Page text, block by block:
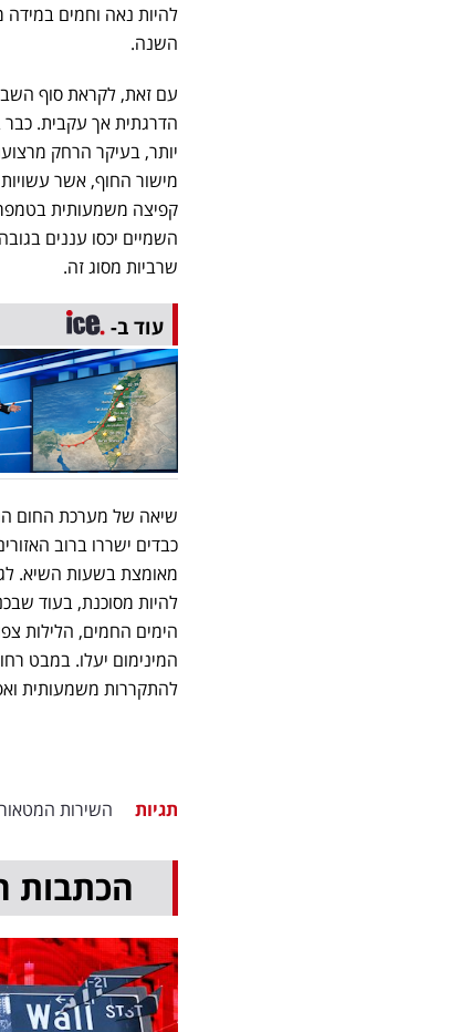
להיות נאה וחמים
השנה.
עם זאת, לקראת סוף
הדרגתית אך עקבית. כבר
יותר, בעיקר הרחק
מישור החוף, אשר
קפיצה משמעותית
השמיים יכסו עננים
שרביות מסוג זה.
עוד ב-
שיאה של מערכת החום
כבדים ישררו ברוב
מאומצת בשעות השיא.
להיות מסוכנת, בעוד
הימים החמים, הלילות
המינימום יעלו. במבט
להתקררות משמעותית
תגיות השירות
הכתבות